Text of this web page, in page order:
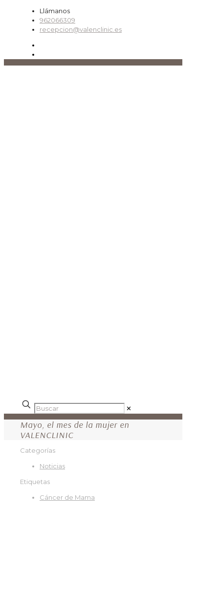
Llámanos
962066309
recepcion@valenclinic.es
✕
Mayo, el mes de la mujer en
VALENCLINIC
Categorías
Noticias
Etiquetas
Cáncer de Mama